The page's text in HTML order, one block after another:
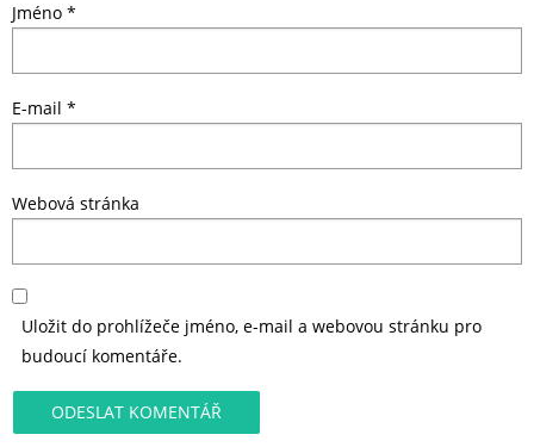
Jméno *
E-mail *
Webová stránka
Uložit do prohlížeče jméno, e-mail a webovou stránku pro
budoucí komentáře.